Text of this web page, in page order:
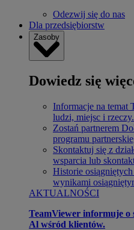
Odezwij się do nas
Dla przedsiębiorstw
Zasoby
Dowiedz się
Informacje na temat
ludzi, miejsc i rzeczy.
Zostań partnerem
programu
Skontaktuj się z
wsparcia lub
Historie
wynikami
AKTUALNOŚCI
TeamViewer informuje
Al wśród klientów.